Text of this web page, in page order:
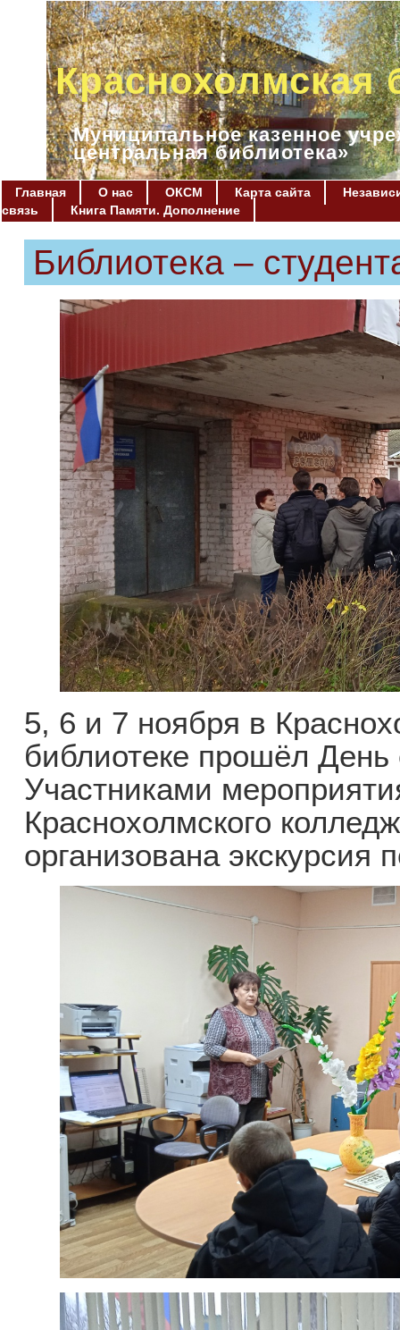
Краснохолмская
Муниципальное казенное
центральная библиотека»
Главная О нас ОКСМ Карта сайта
связь
Книга Памяти. Дополнение
Библиотека –
5, 6 и 7 ноября в
библиотеке прошёл
Участниками
Краснохолмского
организована экскурсия